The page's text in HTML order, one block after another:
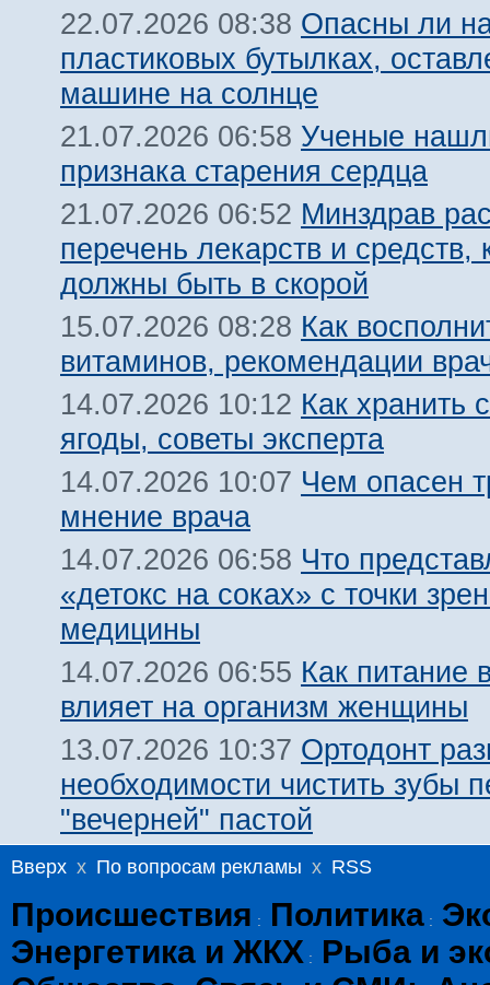
22.07.2026 08:38 Опасны ли
пластиковых бутылках,
машине на солнце
21.07.2026 06:58 Ученые
признака старения сердца
21.07.2026 06:52 Минздрав
перечень лекарств и средств,
должны быть в скорой
15.07.2026 08:28 Как
витаминов, рекомендации
14.07.2026 10:12 Как хранить
ягоды, советы эксперта
14.07.2026 10:07 Чем опасен
мнение врача
14.07.2026 06:58 Что
«детокс на соках» с точки
медицины
14.07.2026 06:55 Как питание
влияет на организм женщины
13.07.2026 10:37 Ортодонт
необходимости чистить зубы
"вечерней" пастой
Вверх x По вопросам рекламы x RSS
Происшествия : Политика :
Энергетика и ЖКХ :
Рыба и